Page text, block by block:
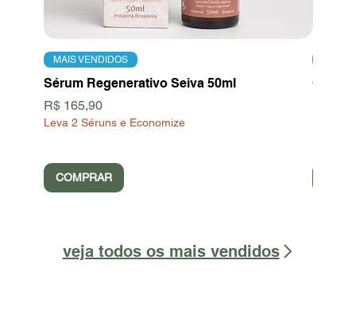
MAIS VENDIDOS
Sérum Regenerativo Seiva 50ml
Preço
R$ 165,90
Leva 2 Séruns e Economize
COMPRAR
Creme
veja todos os mais vendidos